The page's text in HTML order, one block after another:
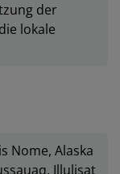
der
lokale
Nome, Alaska
Illulisat